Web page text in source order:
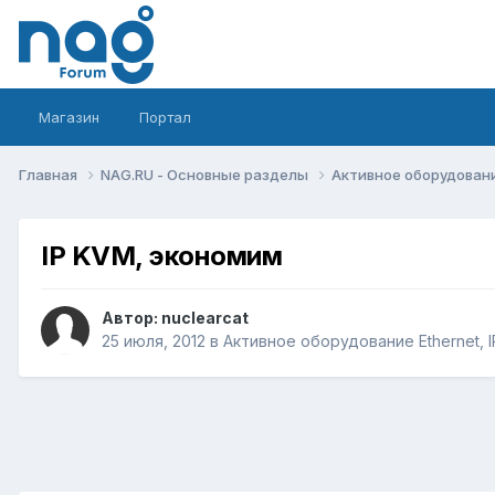
Магазин Портал
Главная NAG.RU - Основные разделы Активное
IP KVM, экономим
Автор: nuclearcat
25 июля, 2012 в Активное оборудование Ethernet,